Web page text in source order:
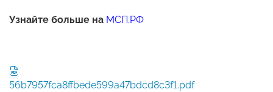
Узнайте больше на МСП.РФ
56b7957fca8ffbede599a47bdcd8c3f1.pdf